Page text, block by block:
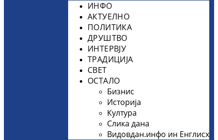
ИНФО
АКТУЕЛНО
ПОЛИТИКА
ДРУШТВО
ИНТЕРВЈУ
ТРАДИЦИЈА
СВЕТ
ОСТАЛО
Бизнис
Историја
Култура
Слика дана
Видовдан.инфо ин Енглисх